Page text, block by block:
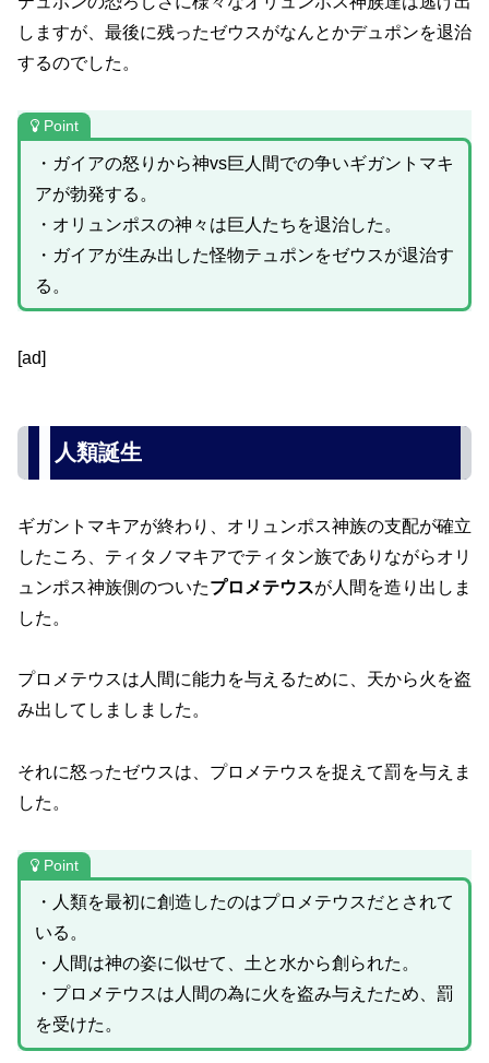
しますが、最後に残ったゼウスがなんとかデュポンを退治
するのでした。
Point
・ガイアの怒りから神vs巨人間での争いギガントマキ
アが勃発する。
・オリュンポスの神々は巨人たちを退治した。
・ガイアが生み出した怪物テュポンをゼウスが退治す
る。
[ad]
人類誕生
ギガントマキアが終わり、オリュンポス神族の支配が確立
したころ、ティタノマキアでティタン族でありながらオリ
ュンポス神族側のついたプロメテウスが人間を造り出しま
した。
プロメテウスは人間に能力を与えるために、天から火を盗
み出してしましました。
それに怒ったゼウスは、プロメテウスを捉えて罰を与えま
した。
Point
・人類を最初に創造したのはプロメテウスだとされて
いる。
・人間は神の姿に似せて、土と水から創られた。
・プロメテウスは人間の為に火を盗み与えたため、罰
を受けた。